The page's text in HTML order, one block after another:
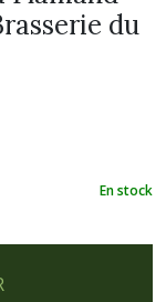
du
En stock